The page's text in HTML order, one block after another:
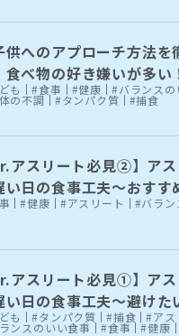
供へのアプローチ方法を
べ物の好き嫌いが多い
も #食事 #健康 #バランスの
の不調 #タンパク質 #捕食
アスリート必見②】ア
い日の食事工夫～おすす
#健康 #アスリート #バラン
アスリート必見①】ア
い日の食事工夫～避けた
も #タンパク質 #捕食 #アス
ンスのいい食事 #食事 #健康